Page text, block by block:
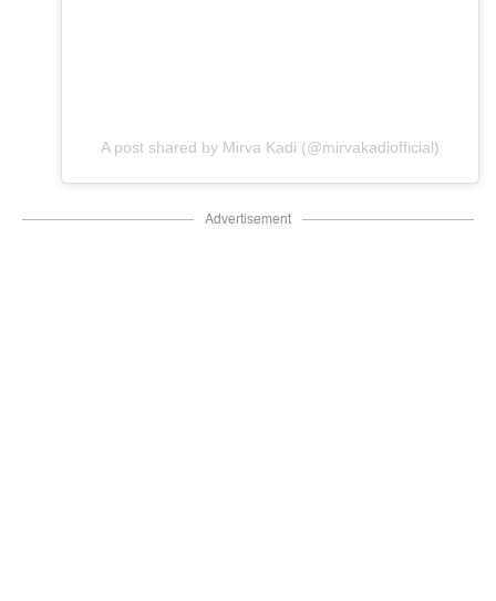
A post shared by Mirva Kadi (@mirvakadiofficial)
Advertisement